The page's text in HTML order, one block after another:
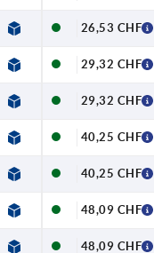
26,53 CHF
29,32 CHF
29,32 CHF
40,25 CHF
40,25 CHF
48,09 CHF
48,09 CHF